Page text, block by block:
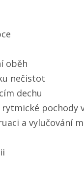
oběh
nečistot
dechu
pochody
a vylučování